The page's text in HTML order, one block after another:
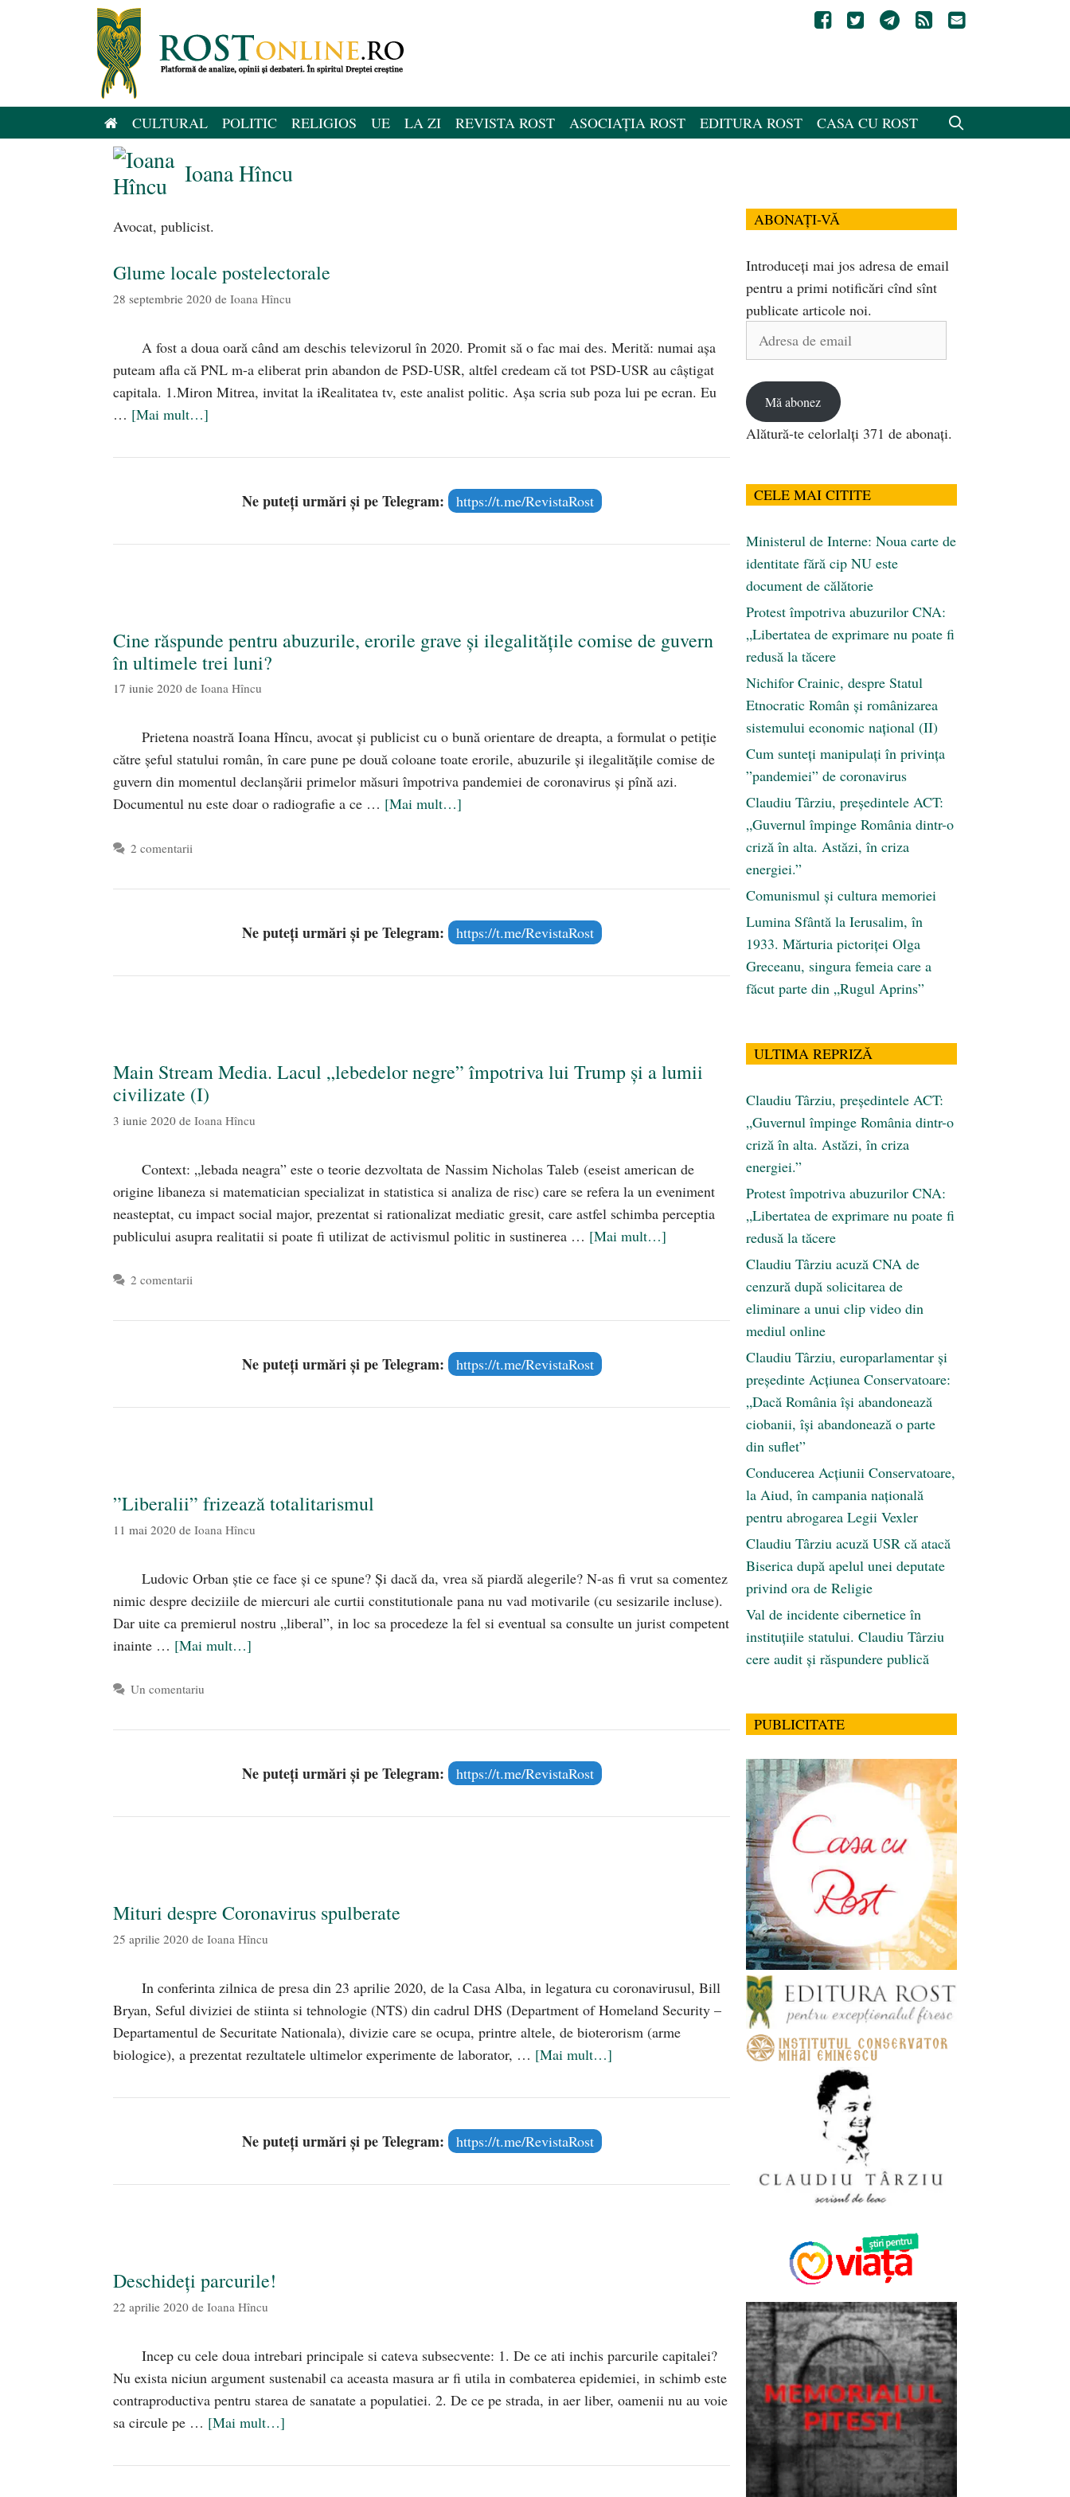
CULTURAL POLITIC RELIGIOS UE LA ZI REVISTA ROST ASOCIAȚIA ROST EDITURA ROST CASA CU ROST
Ioana Hîncu
Avocat, publicist.
Glume locale postelectorale
28 septembrie 2020 de Ioana Hîncu
A fost a doua oară când am deschis televizorul în 2020. Promit să o fac mai des. Merită: numai așa
puteam afla că PNL m-a eliberat prin abandon de PSD-USR, altfel credeam că tot PSD-USR au câștigat
capitala. 1.Miron Mitrea, invitat la iRealitatea tv, este analist politic. Așa scria sub poza lui pe ecran. Eu
… [Mai mult…]
Ne puteți urmări și pe Telegram: https://t.me/RevistaRost
Cine răspunde pentru abuzurile, erorile grave și ilegalitățile comise de guvern
în ultimele trei luni?
17 iunie 2020 de Ioana Hîncu
Prietena noastră Ioana Hîncu, avocat și publicist cu o bună orientare de dreapta, a formulat o petiție
către șeful statului român, în care pune pe două coloane toate erorile, abuzurile și ilegalitățile comise de
guvern din momentul declanșării primelor măsuri împotriva pandemiei de coronavirus și pînă azi.
Documentul nu este doar o radiografie a ce … [Mai mult…]
2 comentarii
Ne puteți urmări și pe Telegram: https://t.me/RevistaRost
Main Stream Media. Lacul „lebedelor negre” împotriva lui Trump și a lumii
civilizate (I)
3 iunie 2020 de Ioana Hîncu
Context: „lebada neagra” este o teorie dezvoltata de Nassim Nicholas Taleb (eseist american de
origine libaneza si matematician specializat in statistica si analiza de risc) care se refera la un eveniment
neasteptat, cu impact social major, prezentat si rationalizat mediatic gresit, care astfel schimba perceptia
publicului asupra realitatii si poate fi utilizat de activismul politic in sustinerea … [Mai mult…]
2 comentarii
Ne puteți urmări și pe Telegram: https://t.me/RevistaRost
”Liberalii” frizează totalitarismul
11 mai 2020 de Ioana Hîncu
Ludovic Orban știe ce face și ce spune? Și dacă da, vrea să piardă alegerile? N-as fi vrut sa comentez
nimic despre deciziile de miercuri ale curtii constitutionale pana nu vad motivarile (cu sesizarile incluse).
Dar uite ca premierul nostru „liberal”, in loc sa procedeze la fel si eventual sa consulte un jurist competent
inainte … [Mai mult…]
Un comentariu
Ne puteți urmări și pe Telegram: https://t.me/RevistaRost
Mituri despre Coronavirus spulberate
25 aprilie 2020 de Ioana Hîncu
In conferinta zilnica de presa din 23 aprilie 2020, de la Casa Alba, in legatura cu coronavirusul, Bill
Bryan, Seful diviziei de stiinta si tehnologie (NTS) din cadrul DHS (Department of Homeland Security –
Departamentul de Securitate Nationala), divizie care se ocupa, printre altele, de bioterorism (arme
biologice), a prezentat rezultatele ultimelor experimente de laborator, … [Mai mult…]
Ne puteți urmări și pe Telegram: https://t.me/RevistaRost
Deschideți parcurile!
22 aprilie 2020 de Ioana Hîncu
Incep cu cele doua intrebari principale si cateva subsecvente: 1. De ce ati inchis parcurile capitalei?
Nu exista niciun argument sustenabil ca aceasta masura ar fi utila in combaterea epidemiei, in schimb este
contraproductiva pentru starea de sanatate a populatiei. 2. De ce pe strada, in aer liber, oamenii nu au voie
sa circule pe … [Mai mult…]
ABONAȚI-VĂ
Introduceți mai jos adresa de email
pentru a primi notificări cînd sînt
publicate articole noi.
Adresa
Mă abonez
Alătură-te celorlalți 371 de abonați.
CELE MAI CITITE
Ministerul de Interne: Noua carte de
identitate fără cip NU este
document de călătorie
Protest împotriva abuzurilor CNA:
„Libertatea de exprimare nu poate fi
redusă la tăcere
Nichifor Crainic, despre Statul
Etnocratic Român şi românizarea
sistemului economic naţional (II)
Cum sunteți manipulați în privința
”pandemiei” de coronavirus
Claudiu Târziu, președintele ACT:
„Guvernul împinge România dintr-o
criză în alta. Astăzi, în criza
energiei.”
Comunismul şi cultura memoriei
Lumina Sfântă la Ierusalim, în
1933. Mărturia pictoriței Olga
Greceanu, singura femeia care a
făcut parte din „Rugul Aprins”
ULTIMA REPRIZĂ
Claudiu Târziu, președintele ACT:
„Guvernul împinge România dintr-o
criză în alta. Astăzi, în criza
energiei.”
Protest împotriva abuzurilor CNA:
„Libertatea de exprimare nu poate fi
redusă la tăcere
Claudiu Târziu acuză CNA de
cenzură după solicitarea de
eliminare a unui clip video din
mediul online
Claudiu Târziu, europarlamentar și
președinte Acțiunea Conservatoare:
„Dacă România își abandonează
ciobanii, își abandonează o parte
din suflet”
Conducerea Acțiunii Conservatoare,
la Aiud, în campania națională
pentru abrogarea Legii Vexler
Claudiu Târziu acuză USR că atacă
Biserica după apelul unei deputate
privind ora de Religie
Val de incidente cibernetice în
instituțiile statului. Claudiu Târziu
cere audit și răspundere publică
PUBLICITATE